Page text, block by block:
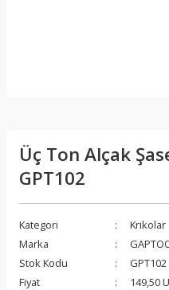
Üç Ton Alçak
GPT102
Kategori
Krikolar
Marka
Stok Kodu
GPT102
Fiyat
149,50